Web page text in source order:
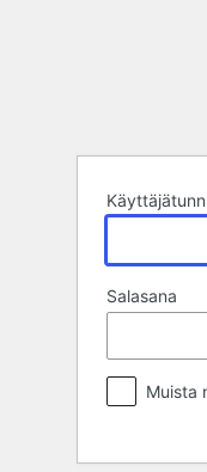
Salasana
Muista